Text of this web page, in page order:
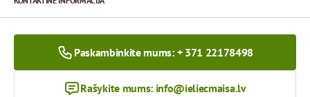
Paskambinkite mums: + 371 22178498
Rašykite mums: info@ieliecmaisa.lv